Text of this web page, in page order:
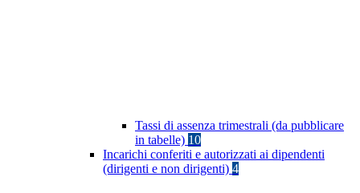
Tassi di assenza trimestrali (da pubblicare
in tabelle) 10
Incarichi conferiti e autorizzati ai dipendenti
(dirigenti e non dirigenti) 4